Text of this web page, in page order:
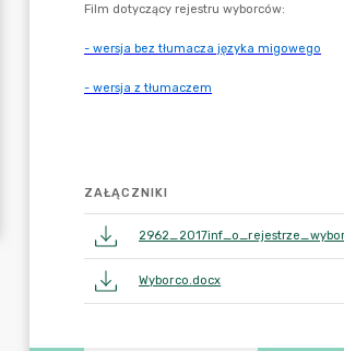
ZAŁĄCZNIKI
Wyborco.docx